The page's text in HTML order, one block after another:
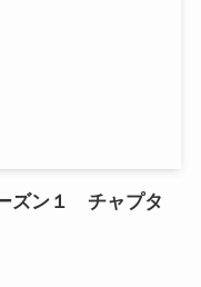
ズン１ チャプタ